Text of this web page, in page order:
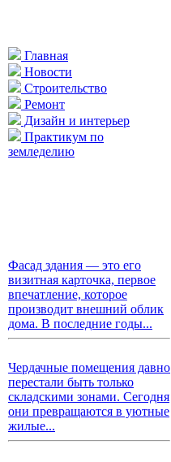
Главная
Новости
Строительство
Ремонт
Дизайн и интерьер
Практикум по
земледелию
Фасад здания — это его
визитная карточка, первое
впечатление, которое
производит внешний облик
дома. В последние годы...
Чердачные помещения давно
перестали быть только
складскими зонами. Сегодня
они превращаются в уютные
жилые...